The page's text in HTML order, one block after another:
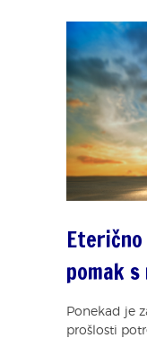
pomak
Ponekad je
prošlosti